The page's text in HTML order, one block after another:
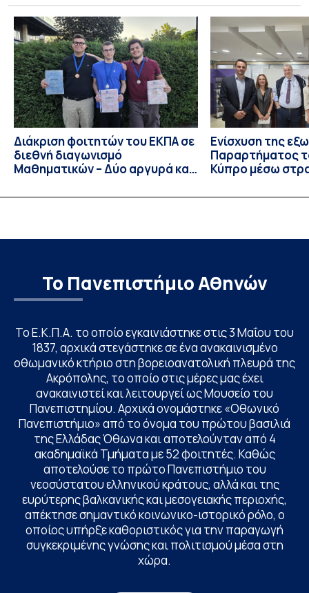
Διευθυντή της Α’ Μαιευτικής και Γυναικολογικής Κλινικής,
στο Νοσοκομείο «Αλεξάνδρα». Η διαδρομή του υπήρξε
συνεχής και ανοδική μέσα στην ίδια Κλινική, την οποία
υπηρέτησε από κάθε θέση: Επιμελητής Β’ Ε.Σ.Υ.
(1997‑2002), Επίκουρος […]
Διάκριση φοιτητών του ΕΚΠΑ σε
διεθνή διαγωνισμό
Μαθηματικών – Δύο αργυρά και
Ενίσχυση της
Παραρτήματος
Κύπρο μέσω
Το Πανεπιστήμιο Αθηνών
Το Ε.Κ.Π.Α. το οποίο εγκαινιάστηκε στις 3 Μαΐου του
1837, αρχικά στεγάστηκε σε ένα ανακαινισμένο
οθωμανικό κτήριο στη βορειοανατολική πλευρά της
Ακρόπολης, το οποίο στις μέρες μας έχει
ανακαινιστεί και λειτουργεί ως Μουσείο του
Πανεπιστημίου. Αρχικά ονομάστηκε «Οθωνικό
Πανεπιστήμιο» από το όνομα του πρώτου βασιλιά
της Ελλάδας Όθωνα και αποτελούνταν από 4
ακαδημαϊκά Τμήματα με 52 φοιτητές. Καθώς
αποτελούσε το πρώτο Πανεπιστήμιο του
νεοσύστατου ελληνικού κράτους, αλλά και της
ευρύτερης βαλκανικής και μεσογειακής περιοχής,
απέκτησε σημαντικό κοινωνικο-ιστορικό ρόλο, ο
οποίος υπήρξε καθοριστικός για την παραγωγή
συγκεκριμένης γνώσης και πολιτισμού μέσα στη
χώρα.